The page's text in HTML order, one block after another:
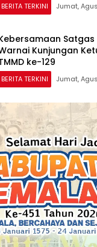
BERITA TERKINI Jumat,
Satgas
Kunjungan
ke-129
BERITA TERKINI Jumat,